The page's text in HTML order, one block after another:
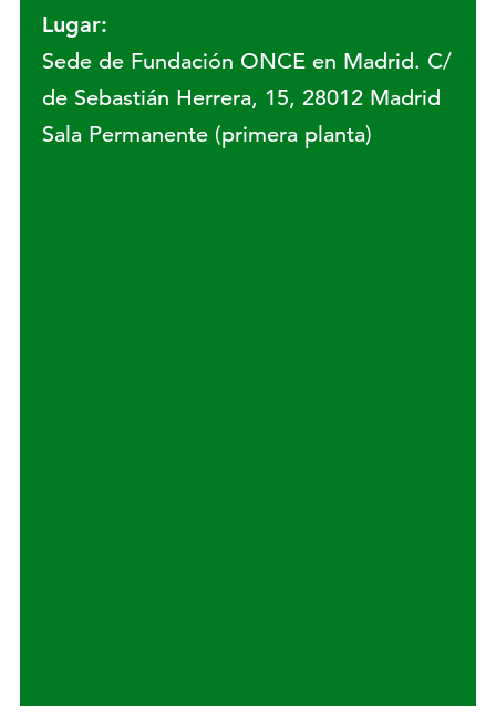
Lugar:
Sede de Fundación ONCE en Madrid. C/
de Sebastián Herrera, 15, 28012 Madrid
Sala Permanente (primera planta)